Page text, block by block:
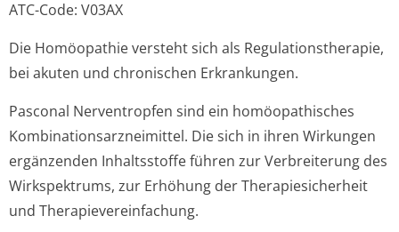
ATC-Code: V03AX
Die Homöopathie versteht sich als Regulationsthe­rapie,
bei akuten und chronischen Erkrankungen.
Pasconal Nerventropfen sind ein homöopathisches
Kombinationsar­zneimittel. Die sich in ihren Wirkungen
ergänzenden Inhaltsstoffe führen zur Verbreiterung des
Wirkspektrums, zur Erhöhung der Therapiesicherheit
und Therapieverein­fachung.